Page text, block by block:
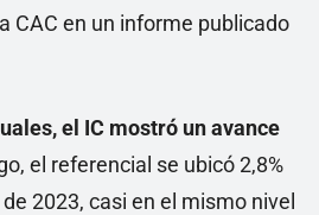
CAC en un informe publicado
el IC mostró un avance
el referencial se ubicó 2,8%
2023, casi en el mismo nivel